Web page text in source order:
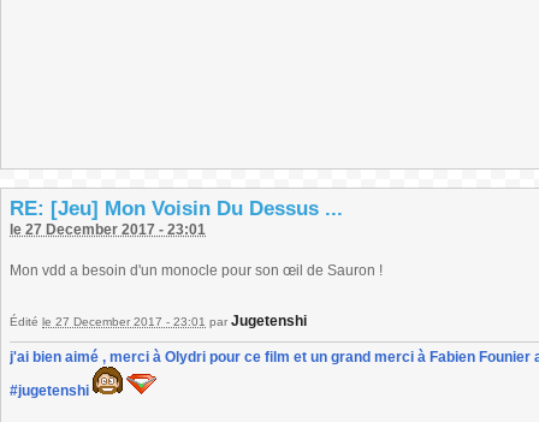
RE: [Jeu] Mon Voisin Du Dessus ...
le 27 December 2017 - 23:01
Mon vdd a besoin d'un monocle pour son œil de Sauron !
Édité le 27 December 2017 - 23:01 par Jugetenshi
j'ai bien aimé , merci à Olydri pour ce film et un grand merci à Fabien
#jugetenshi